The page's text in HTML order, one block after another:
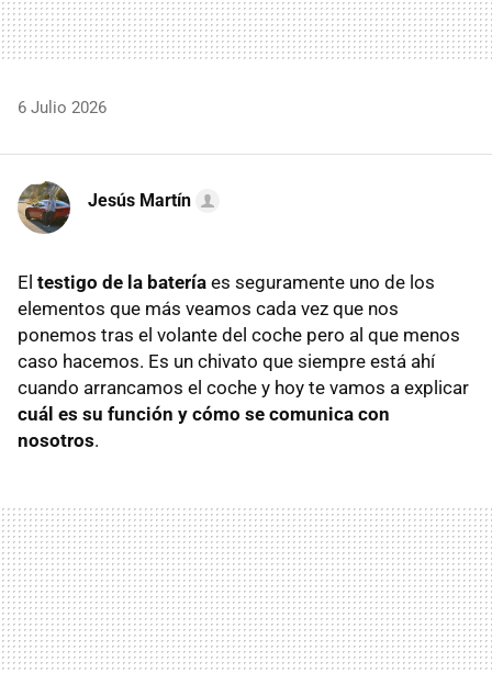
6 Julio 2026
Jesús Martín
El testigo de la batería es seguramente uno de los
elementos que más veamos cada vez que nos
ponemos tras el volante del coche pero al que menos
caso hacemos. Es un chivato que siempre está ahí
cuando arrancamos el coche y hoy te vamos a explicar
cuál es su función y cómo se comunica con
nosotros.